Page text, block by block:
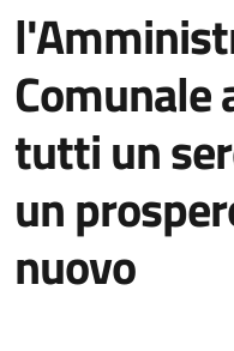
Comunale
tutti un
un
nuovo